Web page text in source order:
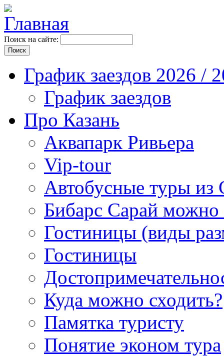
Поиск на сайте:
График заездов 2026 /
График заездов
Про Казань
Аквапарк Ривьера
Vip-tour
Автобусные туры из
Бибарс Сарай можно
Гостиницы (виды
Гостиницы
Куда можно сходить?
Памятка туристу
Понятие эконом тура